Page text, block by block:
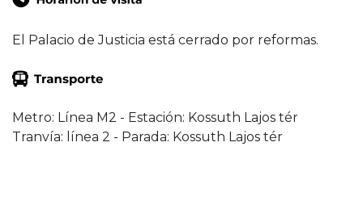
El Palacio de Justicia está cerrado por reformas.
Metro: Línea M2 - Estación: Kossuth Lajos tér
Tranvía: línea 2 - Parada: Kossuth Lajos tér